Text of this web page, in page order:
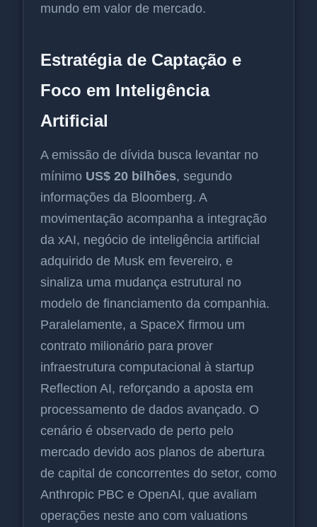
mundo em valor de mercado.
Estratégia de Captação e
Foco em Inteligência
Artificial
A emissão de dívida busca levantar no
mínimo US$ 20 bilhões, segundo
informações da Bloomberg. A
movimentação acompanha a integração
da xAI, negócio de inteligência artificial
adquirido de Musk em fevereiro, e
sinaliza uma mudança estrutural no
modelo de financiamento da companhia.
Paralelamente, a SpaceX firmou um
contrato milionário para prover
infraestrutura computacional à startup
Reflection AI, reforçando a aposta em
processamento de dados avançado. O
cenário é observado de perto pelo
mercado devido aos planos de abertura
de capital de concorrentes do setor, como
Anthropic PBC e OpenAI, que avaliam
operações neste ano com valuations